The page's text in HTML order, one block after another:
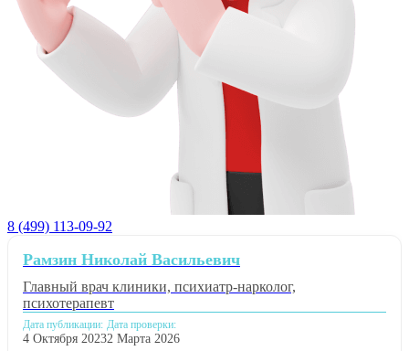
8 (499) 113-09-92
Рамзин Николай Васильевич
Главный врач клиники, психиатр-нарколог,
психотерапевт
Дата публикации:
4 Октября 2023
Дата проверки:
2 Марта 2026